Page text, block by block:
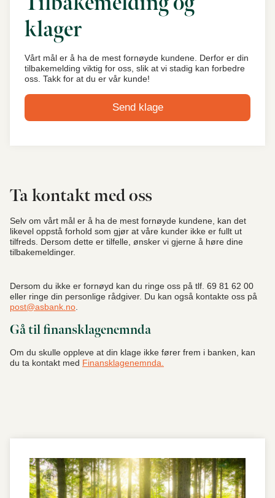
klager
Vårt mål er å ha de mest fornøyde kundene. Derfor er din
tilbakemelding viktig for oss, slik at vi stadig kan forbedre
oss. Takk for at du er vår kunde!
Send klage
Ta kontakt med oss
Selv om vårt mål er å ha de mest fornøyde kundene, kan det
likevel oppstå forhold som gjør at våre kunder ikke er fullt ut
tilfreds. Dersom dette er tilfelle, ønsker vi gjerne å høre dine
tilbakemeldinger.
Dersom du ikke er fornøyd kan du ringe oss på tlf. 69 81 62 00
eller ringe din personlige rådgiver. Du kan også kontakte oss på
post@asbank.no
Gå til finansklagenemnda
Om du skulle oppleve at din klage ikke fører frem i banken, kan
du ta kontakt med Finansklagenemnda.